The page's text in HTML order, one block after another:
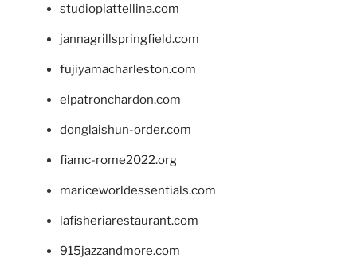
studiopiattellina.com
jannagrillspringfield.com
fujiyamacharleston.com
elpatronchardon.com
donglaishun-order.com
fiamc-rome2022.org
mariceworldessentials.com
lafisheriarestaurant.com
915jazzandmore.com